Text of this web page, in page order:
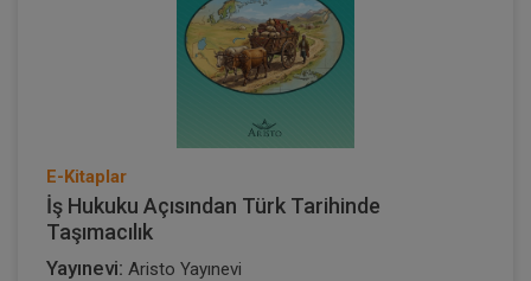
E-Kitaplar
İş Hukuku Açısından Türk Tarihinde
Taşımacılık
Yayınevi: Aristo Yayınevi